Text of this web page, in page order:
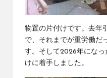
物置の片付けです。去年
で、それまでが重労働だ
す。そして2026年にな
けに着手しました。